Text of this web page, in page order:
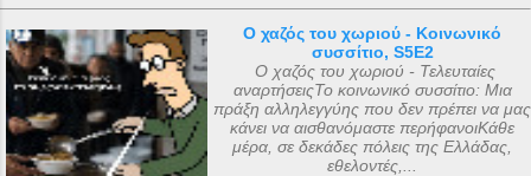
Ο χαζός του χωριού - Κοινωνικό
συσσίτιο, S5E2
Ο χαζός του χωριού - Τελευταίες
αναρτήσειςΤο κοινωνικό συσσίτιο: Μια
πράξη αλληλεγγύης που δεν πρέπει να μας
κάνει να αισθανόμαστε περήφανοιΚάθε
μέρα, σε δεκάδες πόλεις της Ελλάδας,
εθελοντές,...